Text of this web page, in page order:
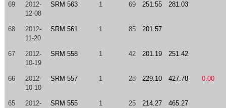
69
2012-
12-08
SRM 563 1 69 251.55 281.03
68
2012-
11-20
SRM 561 1 85 201.57
67
2012-
10-19
SRM 558 1 42 201.19 251.42
66
2012-
10-10
SRM 557 1 28 229.10 427.78 0.00
65
2012-
SRM 555 1 25 214.27 465.27